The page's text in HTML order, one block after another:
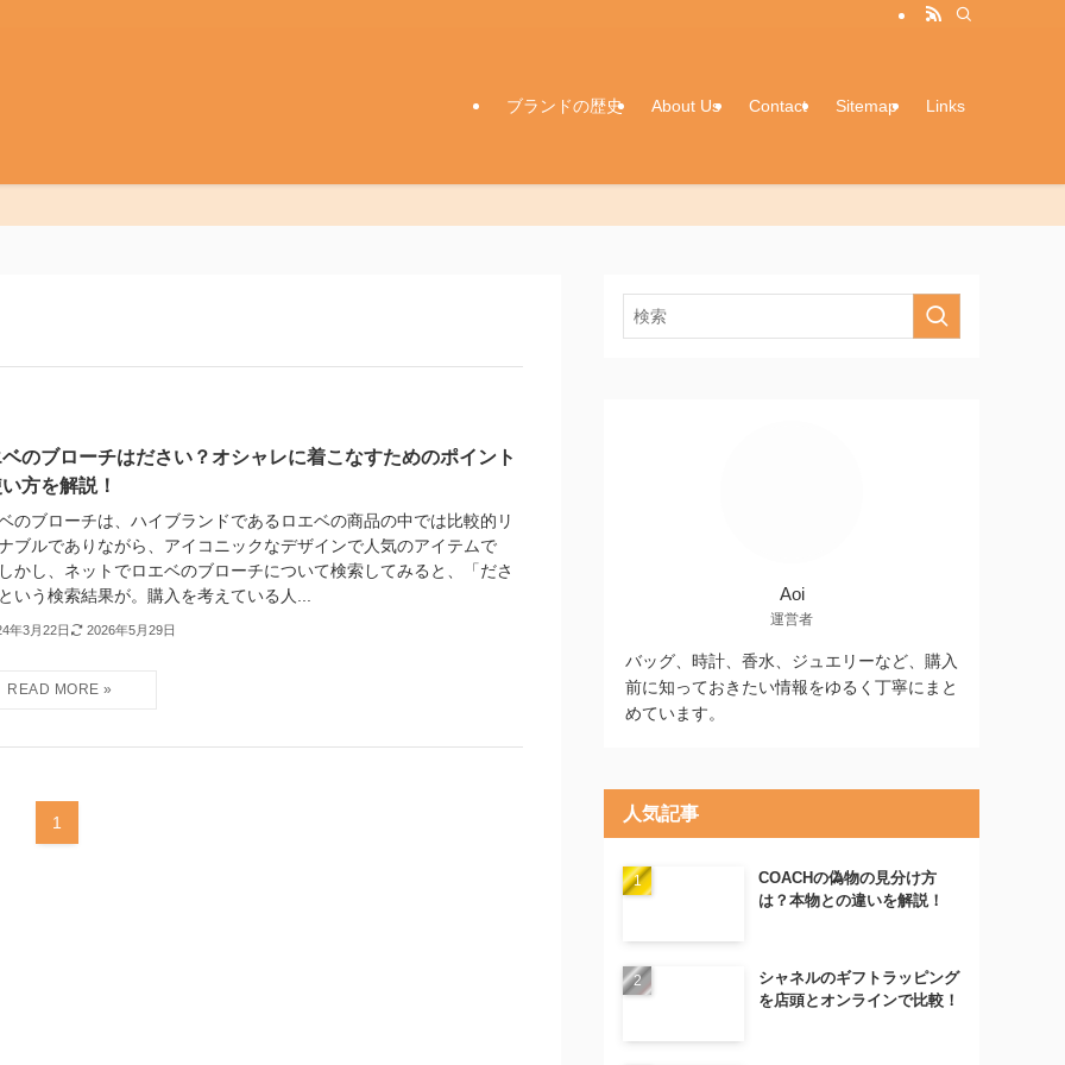
ブランドの歴史 About Us Contact Sitemap Links
ベのブローチはださい？オシャレに着こなすためのポイント
方を解説！
のブローチは、ハイブランドであるロエベの商品の中では比較的リ
ブルでありながら、アイコニックなデザインで人気のアイテムで
かし、ネットでロエベのブローチについて検索してみると、「ださ
いう検索結果が。購入を考えている人...
年3月22日 2026年5月29日
1
Aoi
運営者
バッグ、時計、香水、ジュエリーなど、購入
前に知っておきたい情報をゆるく丁寧にまと
めています。
人気記事
COACHの偽物の見分け方
は？本物との違いを解説！
シャネルのギフトラッピング
を店頭とオンラインで比較！